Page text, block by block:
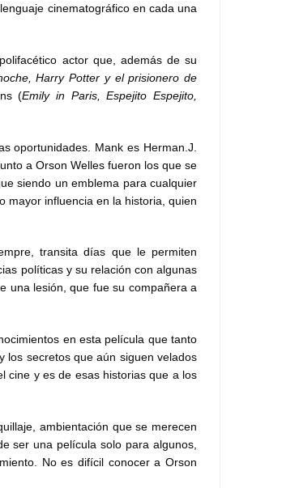
cinematográfico en cada una
actor que, además de su
Harry Potter y el prisionero de
(Emily in Paris, Espejito Espejito,
oportunidades. Mank es Herman.J.
a Orson Welles fueron los que se
siendo un emblema para cualquier
mayor influencia en la historia, quien
transita días que le permiten
políticas y su relación con algunas
una lesión, que fue su compañera a
en esta película que tanto
los secretos que aún siguen velados
cine y es de esas historias que a los
ambientación que se merecen
ser una película solo para algunos,
No es difícil conocer a Orson